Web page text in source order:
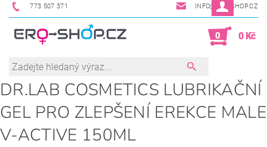
773 507 371 INFO@ERO-SHOP.CZ
0 0 Kč
DR.LAB COSMETICS LUBRIKAČNÍ
GEL PRO ZLEPŠENÍ EREKCE MALE
V-ACTIVE 150ML